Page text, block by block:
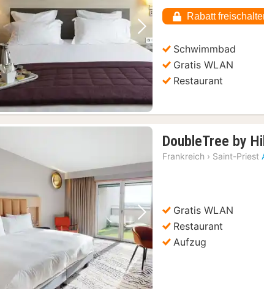
Vorheriges Bild Nächstes Bild
Rabatt
Schwimmbad
Gratis WLAN
Restaurant
Vorheriges Bild Nächstes Bild
DoubleTree by
Frankreich › Saint-Priest
Gratis WLAN
Restaurant
Aufzug